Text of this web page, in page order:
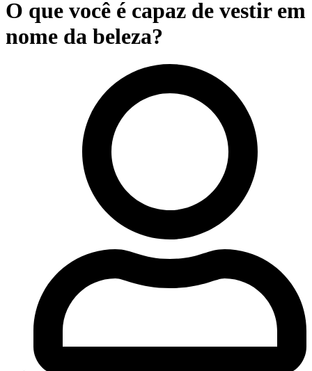
O que você é capaz de vestir em
nome da beleza?